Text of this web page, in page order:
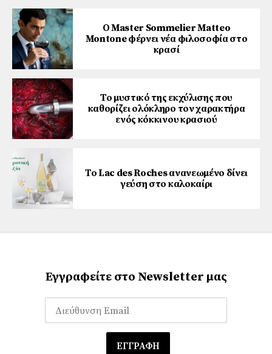
Ο Master Sommelier Matteo
Montone φέρνει νέα φιλοσοφία στο
κρασί
Το μυστικό της εκχύλισης που
καθορίζει ολόκληρο τον χαρακτήρα
ενός κόκκινου κρασιού
Το Lac des Roches ανανεωμένο δίνει
γεύση στο καλοκαίρι
Εγγραφείτε στο Newsletter μας